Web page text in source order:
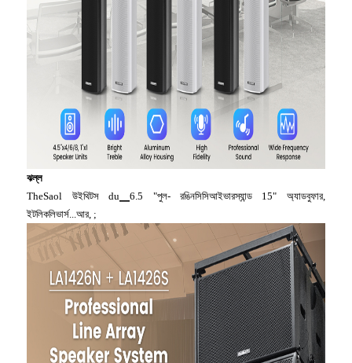
ঝল্ল
TheSaol উইথিটস du▁6.5 "পুল- রঙিনসিসিআইভারস্যান্ড 15" অ্যাডবুফার,
ইটলিকলিভার্স...আর, ;